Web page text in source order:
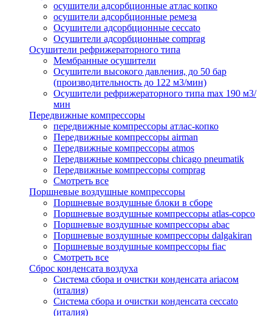
осушители адсорбционные атлас копко
осушители адсорбционные ремеза
Осушители адсорбционные ceccato
Осушители адсорбционные comprag
Осушители рефрижераторного типа
Мембранные осушители
Осушители высокого давления, до 50 бар
(производительность до 122 м3/мин)
Осушители рефрижераторного типа max 190 м3/
мин
Передвижные компрессоры
передвижные компрессоры атлас-копко
Передвижные компрессоры airman
Передвижные компрессоры atmos
Передвижные компрессоры chicago pneumatik
Передвижные компрессоры comprag
Смотреть все
Поршневые воздушные компрессоры
Поршневые воздушные блоки в сборе
Поршневые воздушные компрессоры atlas-copco
Поршневые воздушные компрессоры abac
Поршневые воздушные компрессоры dalgakiran
Поршневые воздушные компрессоры fiac
Смотреть все
Сброс конденсата воздуха
Система сбора и очистки конденсата ariacом
(италия)
Система сбора и очистки конденсата ceccato
(италия)